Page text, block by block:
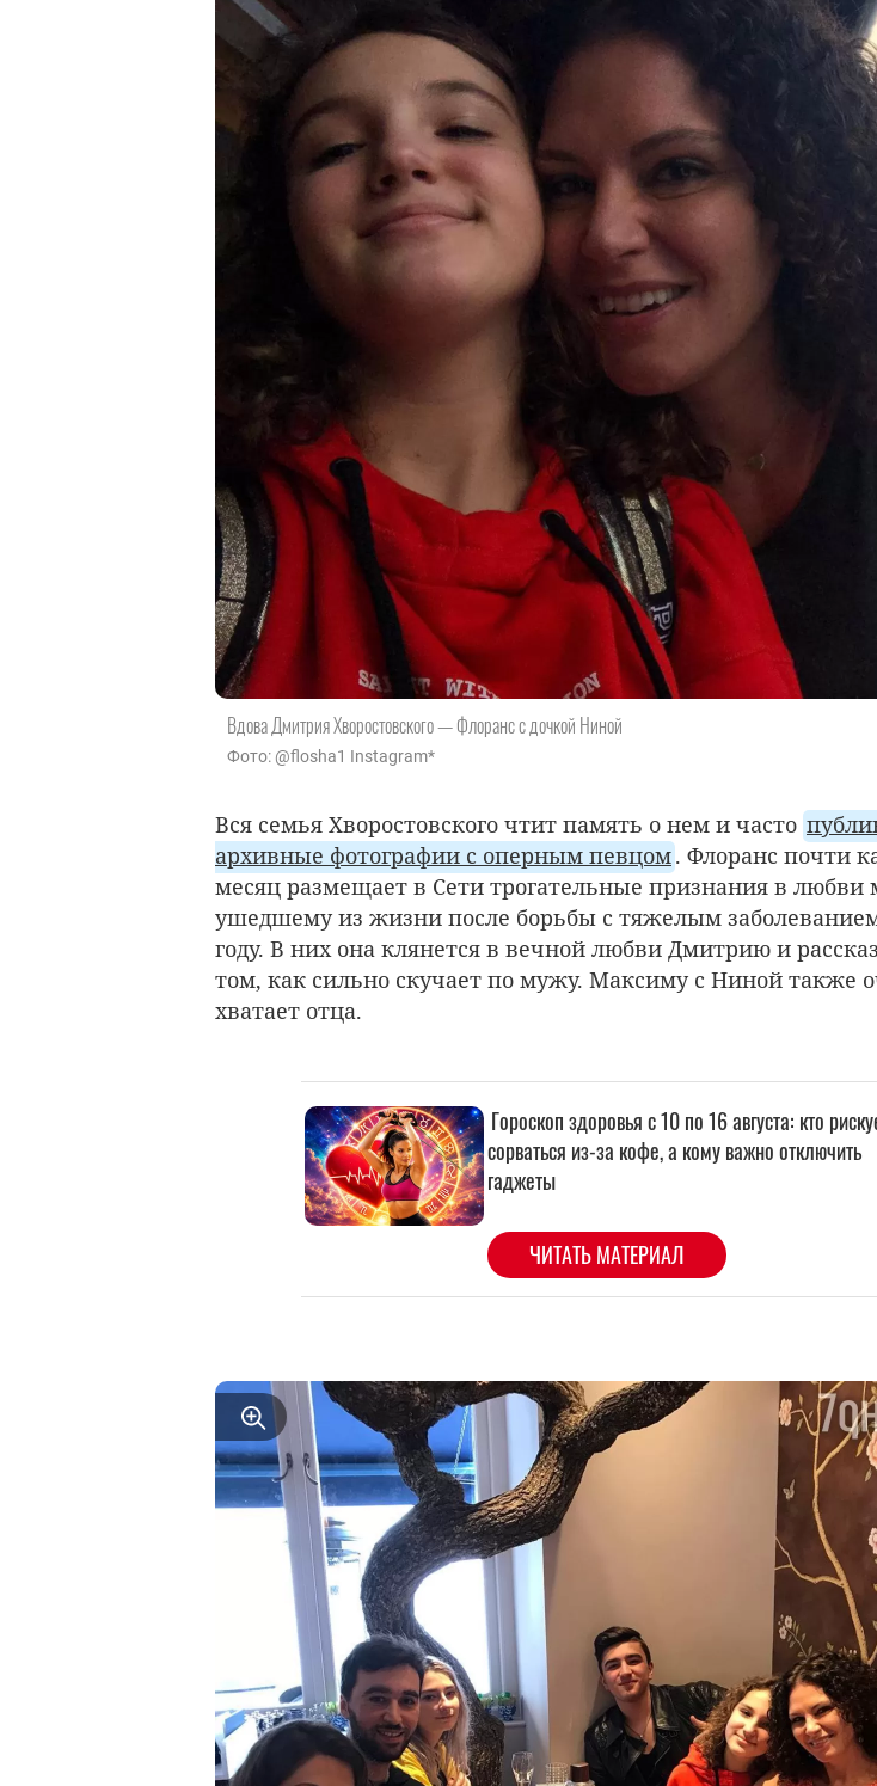
Вдова Дмитрия Хворостовского — Флоранс с дочкой Ниной
Фото: @flosha1 Instagram*
Вся семья Хворостовского чтит память о нем и часто
архивные фотографии с оперным певцом. Флоранс почти
месяц размещает в Сети трогательные признания в любви
ушедшему из жизни после борьбы с тяжелым
году. В них она клянется в вечной любви Дмитрию и
том, как сильно скучает по мужу. Максиму с Ниной также
хватает отца.